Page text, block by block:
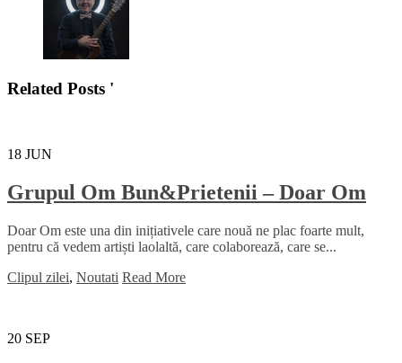
Related Posts '
18 JUN
Grupul Om Bun&Prietenii – Doar Om
Doar Om este una din inițiativele care nouă ne plac foarte mult,
pentru că vedem artiști laolaltă, care colaborează, care se...
Clipul zilei, Noutati Read More
20 SEP